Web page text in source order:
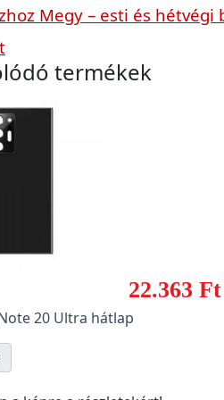
Megy – esti és hétvégi
termékek
22.363 Ft
20 Ultra hátlap